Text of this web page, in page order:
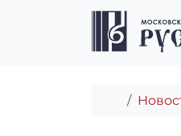
Перейти к содержимому
Перейти к футеру
Главная